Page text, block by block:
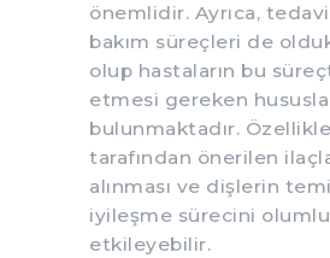
önemlidir. Ayrıca, tedavi
bakım süreçleri de
olup hastaların bu
etmesi gereken
bulunmaktadır.
tarafından önerilen
alınması ve dişlerin
iyileşme sürecini
etkileyebilir.